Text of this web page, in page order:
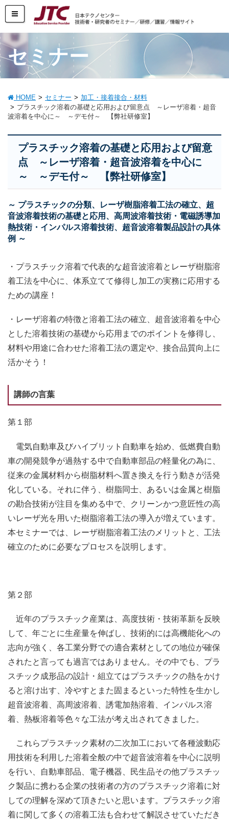
セミナー
HOME セミナー
加工・接着接合・材料
プラスチック溶着の基礎と応用および留意点 ～レーザ溶着・超音
波溶着を中心に～ ～デモ付～ 【弊社研修室】
プラスチック溶着の基礎と応用および留意
点 ～レーザ溶着・超音波溶着を中心に
～ ～デモ付～ 【弊社研修室】
～ プラスチックの分類、レーザ樹脂溶着工法の確立、超
音波溶着技術の基礎と応用、高周波溶着技術・電磁誘導加
熱技術・インパルス溶着技術、超音波溶着製品設計の具体
例 ～
・プラスチック溶着で代表的な超音波溶着とレーザ樹脂溶
着工法を中心に、体系立てて修得し加工の実務に応用する
ための講座！
・レーザ溶着の特徴と溶着工法の確立、超音波溶着を中心
とした溶着技術の基礎から応用までのポイントを修得し、
材料や用途に合わせた溶着工法の選定や、接合品質向上に
活かそう！
講師の言葉
第１部
電気自動車及びハイブリット自動車を始め、低燃費自動
車の開発競争が過熱する中で自動車部品の軽量化の為に、
従来の金属材料から樹脂材料へ置き換えを行う動きが活発
化している。それに伴う、樹脂同士、あるいは金属と樹脂
の勘合技術が注目を集める中で、クリーンかつ意匠性の高
いレーザ光を用いた樹脂溶着工法の導入が増えています。
本セミナーでは、レーザ樹脂溶着工法のメリットと、工法
確立のために必要なプロセスを説明します。
第２部
近年のプラスチック産業は、高度技術・技術革新を反映
して、年ごとに生産量を伸ばし、技術的には高機能化への
志向が強く、各工業分野での適合素材としての地位が確保
されたと言っても過言ではありません。その中でも、プラ
スチック成形品の設計・組立てはプラスチックの熱をかけ
ると溶け出す、冷やすとまた固まるといった特性を生かし
超音波溶着、高周波溶着、誘電加熱溶着、インパルス溶
着、熱板溶着等色々な工法が考え出されてきました。
これらプラスチック素材の二次加工において各種波動応
用技術を利用した溶着全般の中で超音波溶着を中心に説明
を行い、自動車部品、電子機器、民生品その他プラスチッ
ク製品に携わる企業の技術者の方のプラスチック溶着に対
しての理解を深めて頂きたいと思います。プラスチック溶
着に関して多くの溶着工法も合わせて解説させていただき